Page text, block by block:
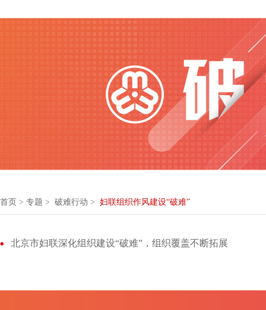
首页 > 专题 > 破难行动 > 妇联组织作风建设“破难”
北京市妇联深化组织建设“破难”，组织覆盖不断拓展